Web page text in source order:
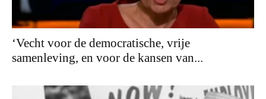
‘Vecht voor de democratische, vrije
samenleving, en voor de kansen van...